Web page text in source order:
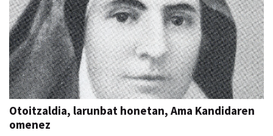
Otoitzaldia, larunbat honetan, Ama Kandidaren
omenez